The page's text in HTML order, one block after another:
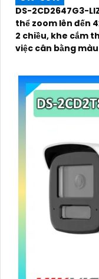
DS-2CD2647G3-
thể zoom lên đến
2 chiều, khe cắm
việc cân bằng